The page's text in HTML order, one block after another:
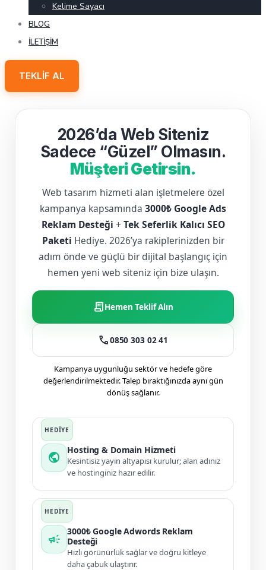
Kelime Sayacı
BLOG
İLETIŞIM
TEKLIF AL
2026’da Web Siteniz
Sadece “Güzel” Olmasın.
Müşteri Getirsin.
Web tasarım hizmeti alan işletmelere özel
kampanya kapsamında 3000₺ Google Ads
Reklam Desteği + Tek Seferlik Kalıcı SEO
Paketi Hediye. 2026’ya rakiplerinizden bir
adım önde ve güçlü bir dijital başlangıç için
hemen yeni web siteniz için bize ulaşın.
receipt_longHemen Teklif Alın
call0850 303 02 41
Kampanya uygunluğu sektör ve hedefe göre
değerlendirilmektedir. Talep bıraktığınızda aynı gün
dönüş sağlanır.
public
Hosting & Domain Hizmeti
Kesintisiz yayın altyapısı kurulur; alan adınız
ve hostinginiz hazır edilir.
campaign
3000₺ Google Adwords Reklam
Desteği
Hızlı görünürlük sağlar ve doğru kitleye
daha çabuk ulaştırır.